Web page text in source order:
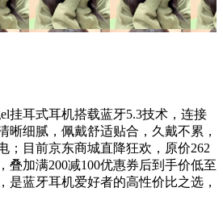
挂耳式耳机搭载蓝牙5.3技术，连接
晰细腻，佩戴舒适贴合，久戴不累，
；目前京东商城直降狂欢，原价262
叠加满200减100优惠券后到手价低至
是蓝牙耳机爱好者的高性价比之选，